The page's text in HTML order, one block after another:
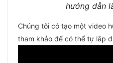
hướng dẫn
Chúng tôi có tạo một video
tham khảo để có thể tự lắp